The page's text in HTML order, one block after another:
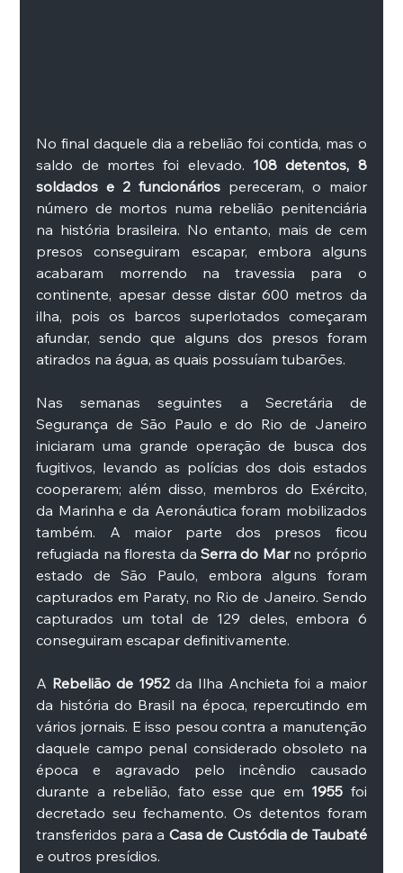
No final daquele dia a rebelião foi contida, mas o
saldo de mortes foi elevado. 108 detentos, 8
soldados e 2 funcionários pereceram, o maior
número de mortos numa rebelião penitenciária
na história brasileira. No entanto, mais de cem
presos conseguiram escapar, embora alguns
acabaram morrendo na travessia para o
continente, apesar desse distar 600 metros da
ilha, pois os barcos superlotados começaram
afundar, sendo que alguns dos presos foram
atirados na água, as quais possuíam tubarões.
Nas semanas seguintes a Secretária de
Segurança de São Paulo e do Rio de Janeiro
iniciaram uma grande operação de busca dos
fugitivos, levando as polícias dos dois estados
cooperarem; além disso, membros do Exército,
da Marinha e da Aeronáutica foram mobilizados
também. A maior parte dos presos ficou
refugiada na floresta da Serra do Mar no próprio
estado de São Paulo, embora alguns foram
capturados em Paraty, no Rio de Janeiro. Sendo
capturados um total de 129 deles, embora 6
conseguiram escapar definitivamente.
A Rebelião de 1952 da Ilha Anchieta foi a maior
da história do Brasil na época, repercutindo em
vários jornais. E isso pesou contra a manutenção
daquele campo penal considerado obsoleto na
época e agravado pelo incêndio causado
durante a rebelião, fato esse que em 1955 foi
decretado seu fechamento. Os detentos foram
transferidos para a Casa de Custódia de Taubaté
e outros presídios.